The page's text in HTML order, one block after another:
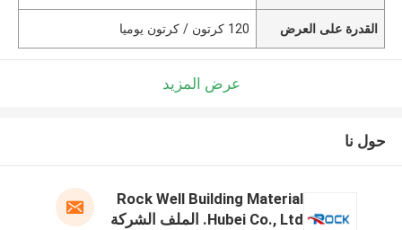
القدرة على العرض 120 كرتون / كرتون يوميا
عرض المزيد
حول نا
Rock Well Building Material
Hubei Co., Ltd. الملف الشركة